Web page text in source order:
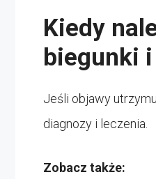
Kiedy
biegunki
Jeśli objawy
diagnozy i leczenia.
Zobacz także: